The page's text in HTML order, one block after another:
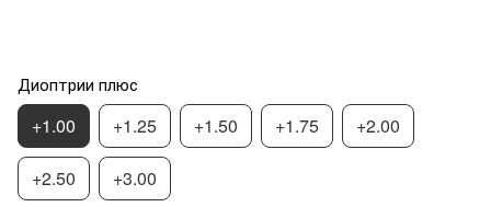
Диоптрии плюс
+1.00 +1.25 +1.50 +1.75 +2.00
+2.50 +3.00